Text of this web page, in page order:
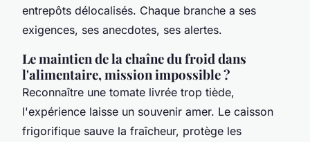
entrepôts délocalisés. Chaque branche a ses
exigences, ses anecdotes, ses alertes.
Le maintien de la chaîne du froid dans
l'alimentaire, mission impossible ?
Reconnaître une tomate livrée trop tiède,
l'expérience laisse un souvenir amer. Le caisson
frigorifique sauve la fraîcheur, protège les